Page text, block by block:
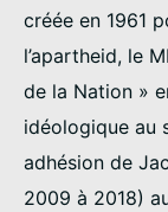
créée en 1961
l’apartheid, le
de la Nation »
idéologique au
adhésion de
2009 à 2018)